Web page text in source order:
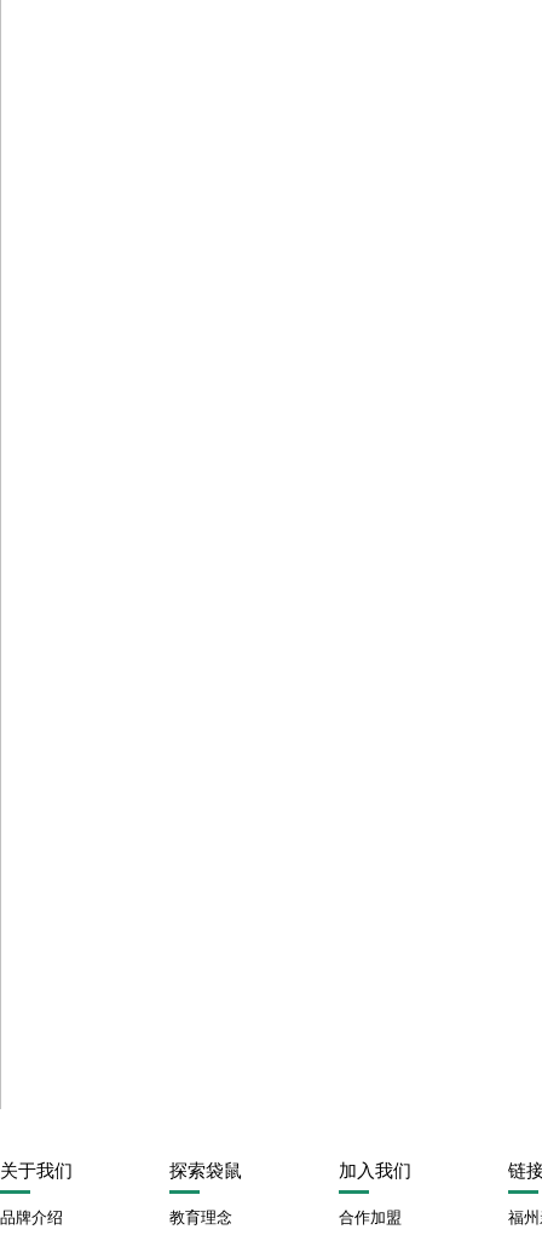
关于我们
品牌介绍
探索袋鼠
教育理念
加入我们
合作加盟
链
福